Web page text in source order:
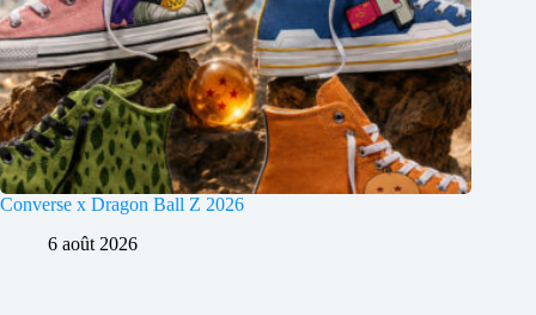
Converse x Dragon Ball Z 2026
6 août 2026